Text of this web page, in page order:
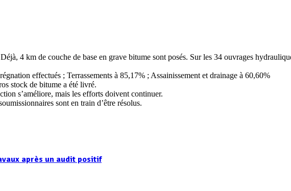
4 km de couche de base en grave bitume sont posés. Sur les 34 ouvrages
effectués ; Terrassements à 85,17% ; Assainissement et drainage à 60,60%
stock de bitume a été livré.
s’améliore, mais les efforts doivent continuer.
sont en train d’être résolus.
après un audit positif